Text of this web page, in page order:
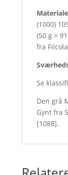
(1000)
(50 g =
fra
Se
Den grå
Gynt fra
[1088].